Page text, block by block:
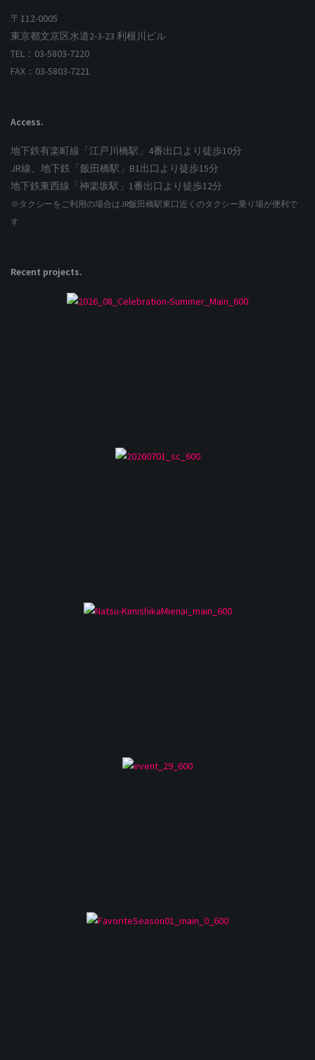
〒112-0005
東京都文京区水道2-3-23 利根川ビル
TEL：03-5803-7220
FAX：03-5803-7221
Access.
地下鉄有楽町線「江戸川橋駅」4番出口より徒歩10分
JR線、地下鉄「飯田橋駅」B1出口より徒歩15分
地下鉄東西線「神楽坂駅」1番出口より徒歩12分
※タクシーをご利用の場合はJR飯田橋駅東口近くのタクシー乗り場が便利で
す
Recent projects.